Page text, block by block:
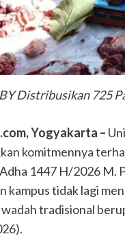
Distribusikan 725
Yogyakarta –
komitmennya
1447 H/2026 M.
kampus tidak lagi
tradisional